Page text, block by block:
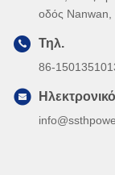
οδός Nanwan,
Τηλ.
86-